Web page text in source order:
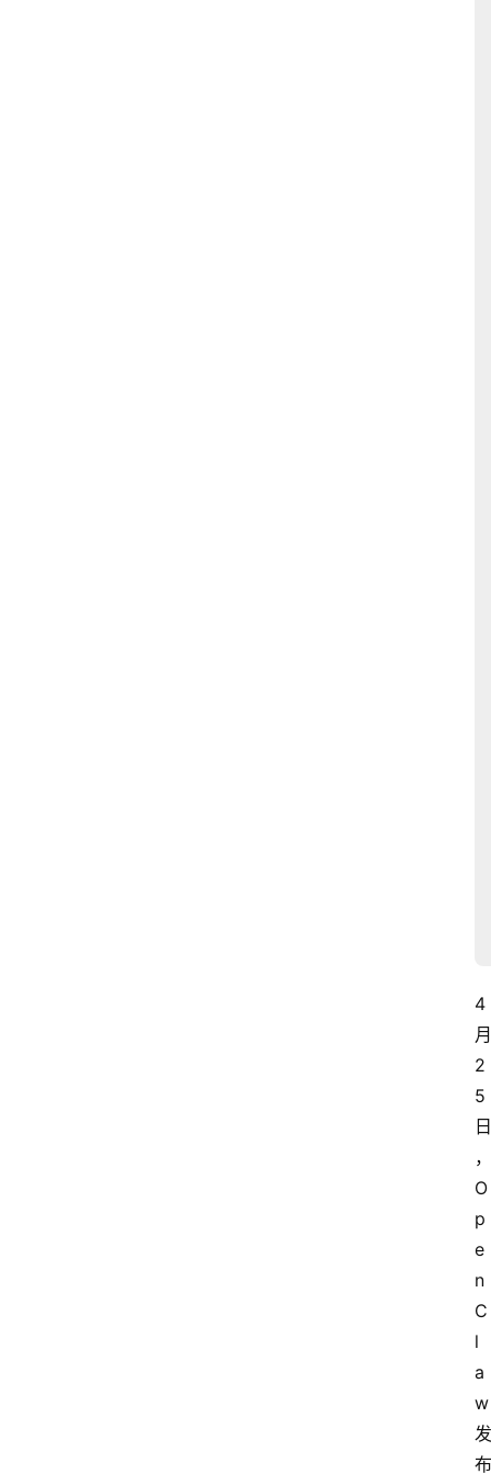
4
月
2
5
日
，
O
p
e
n
C
l
a
w
发
布